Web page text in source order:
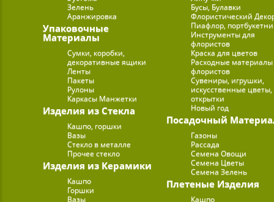
Зелень
Аранжировка
Упаковочные
Материалы
Сумки, коробки,
декоративные ящики
Ленты
Пакеты
Рулоны
Каркасы Манжетки
Изделия из Стекла
Кашпо, горшки
Вазы
Стекло в металле
Прочее стекло
Изделия из Керамики
Кашпо
Горшки
Вазы
Бусы, Булавки
Флористический
Пиафлор,
Инструменты для
флористов
Краска для цветов
Расходные
флористов
Сувениры, игрушки,
искусственные цветы,
открытки
Новый год
Посадочный
Газоны
Рассада
Семена Овощи
Семена Цветы
Семена Зелень
Плетеные Изделия
Кашпо